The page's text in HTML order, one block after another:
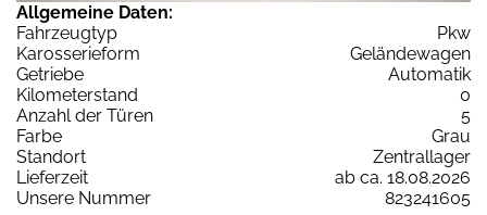
Allgemeine Daten:
Fahrzeugtyp
Pkw
Karosserieform
Geländewagen
Getriebe
Automatik
Kilometerstand
0
Anzahl der Türen
5
Farbe
Grau
Standort
Zentrallager
Lieferzeit
ab ca. 18.08.2026
Unsere Nummer
823241605